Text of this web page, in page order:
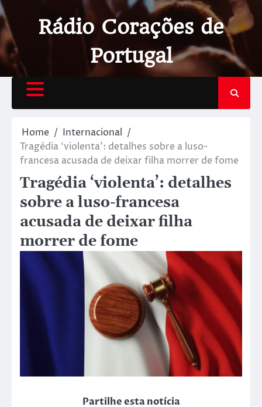
Rádio Corações de
Portugal
Home
Internacional
Tragédia ‘violenta’: detalhes sobre a luso-
francesa acusada de deixar filha morrer de fome
Tragédia ‘violenta’: detalhes
sobre a luso-francesa
acusada de deixar filha
morrer de fome
Partilhe esta notícia